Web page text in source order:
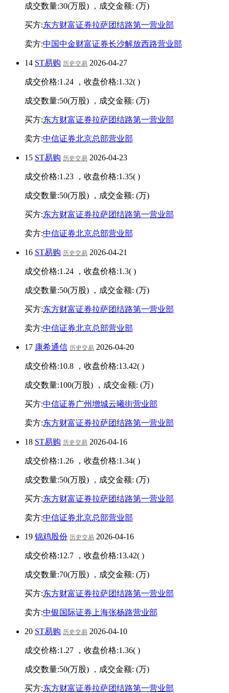
成交数量:30(万股) ，成交金额: (万)
买方:东方财富证券拉萨团结路第一营业部
卖方:中国中金财富证券长沙解放西路营业部
14 ST易购 历史交易 2026-04-27
成交价格:1.24 ，收盘价格:1.32( )
成交数量:50(万股) ，成交金额: (万)
买方:东方财富证券拉萨团结路第一营业部
卖方:中信证券北京总部营业部
15 ST易购 历史交易 2026-04-23
成交价格:1.23 ，收盘价格:1.35( )
成交数量:50(万股) ，成交金额: (万)
买方:东方财富证券拉萨团结路第一营业部
卖方:中信证券北京总部营业部
16 ST易购 历史交易 2026-04-21
成交价格:1.24 ，收盘价格:1.3( )
成交数量:50(万股) ，成交金额: (万)
买方:东方财富证券拉萨团结路第一营业部
卖方:中信证券北京总部营业部
17 康希通信 历史交易 2026-04-20
成交价格:10.8 ，收盘价格:13.42( )
成交数量:100(万股) ，成交金额: (万)
买方:中信证券广州增城云曦街营业部
卖方:东方财富证券拉萨团结路第一营业部
18 ST易购 历史交易 2026-04-16
成交价格:1.26 ，收盘价格:1.34( )
成交数量:50(万股) ，成交金额: (万)
买方:东方财富证券拉萨团结路第一营业部
卖方:中信证券北京总部营业部
19 锦鸡股份 历史交易 2026-04-16
成交价格:12.7 ，收盘价格:13.42( )
成交数量:70(万股) ，成交金额: (万)
买方:东方财富证券拉萨团结路第一营业部
卖方:中银国际证券上海张杨路营业部
20 ST易购 历史交易 2026-04-10
成交价格:1.27 ，收盘价格:1.36( )
成交数量:50(万股) ，成交金额: (万)
买方:东方财富证券拉萨团结路第一营业部